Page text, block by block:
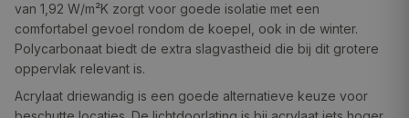
van 1,92 W/m²K zorgt voor goede isolatie met een
comfortabel gevoel rondom de koepel, ook in de winter.
Polycarbonaat biedt de extra slagvastheid die bij dit grotere
oppervlak relevant is.
Acrylaat driewandig is een goede alternatieve keuze voor